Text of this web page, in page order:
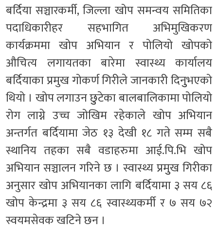
बर्दिया सञ्चारकर्मी, जिल्ला खोप समन्वय समितिका
पदाधिकारीहर सहभागित अभिमुखिकरण
कार्यक्रममा खोप अभियान र पोलियो खोपको
औचित्य लगायतका बारेमा स्वास्थ्य कार्यालय
बर्दियाका प्रमुख गोकर्ण गिरीले जानकारी दिनुुभएको
थियो । खोप लगाउन छुुटेका बालबालिकामा पोलियो
रोग लाग्ने उच्च जोखिम रहेकाले खोप अभियान
अन्तर्गत बर्दियामा जेठ १३ देखी १८ गते सम्म सबै
स्थानिय तहका सबै वडाहरुमा आई.पि.भि खोप
अभियान सञ्चालन गरिने छ । स्वास्थ्य प्रमुुख गिरीका
अनुसार खोप अभियानका लागि बर्दियामा ३ सय ८६
खोप केन्द्रमा ३ सय ८६ स्वास्थ्यकर्मी र ७ सय ७२
स्वयमसेवक खटिने छन ।